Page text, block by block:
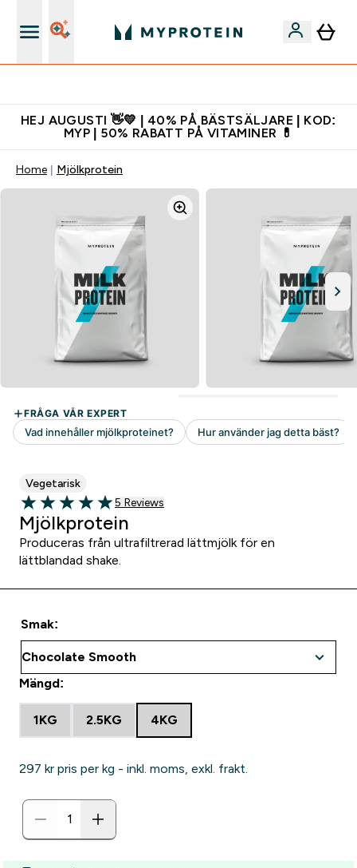
HEJ AUGUSTI 👋💛 | 40% PÅ BÄSTSÄLJARE | KOD:
MYP | 50% RABATT PÅ VITAMINER 💊
Home Mjölkprotein
Vegetarisk
5 out of 5 stars
5 customer reviews
5 Reviews
Mjölkprotein
Produceras från ultrafiltrerad lättmjölk för en
lättblandad shake.
Smak:
Mängd:
1KG 2.5KG 4KG
297 kr‎ pris per kg - inkl. moms, exkl. frakt.